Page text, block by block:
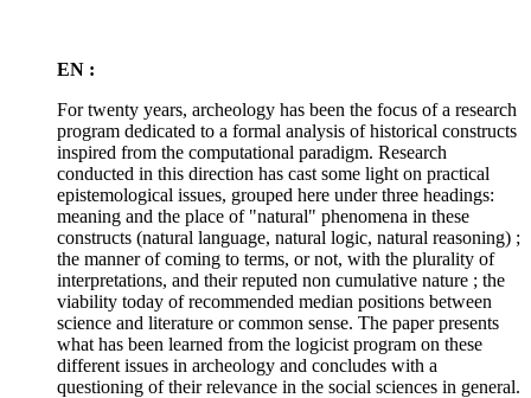
EN :
For twenty years, archeology has been the focus of a research
program dedicated to a formal analysis of historical constructs
inspired from the computational paradigm. Research
conducted in this direction has cast some light on practical
epistemological issues, grouped here under three headings:
meaning and the place of "natural" phenomena in these
constructs (natural language, natural logic, natural reasoning) ;
the manner of coming to terms, or not, with the plurality of
interpretations, and their reputed non cumulative nature ; the
viability today of recommended median positions between
science and literature or common sense. The paper presents
what has been learned from the logicist program on these
different issues in archeology and concludes with a
questioning of their relevance in the social sciences in general.